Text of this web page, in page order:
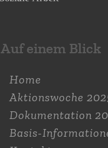
Auf einem Blick
Home
Aktions­woche
Dokumen­tation
Basis-